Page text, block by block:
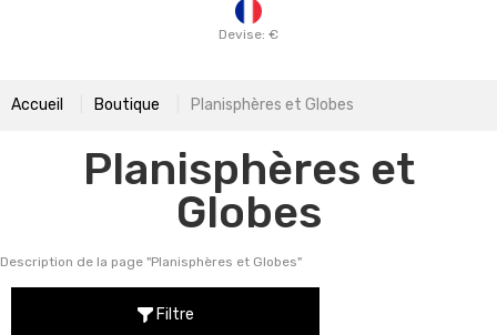
Devise: €
Accueil Boutique Planisphères et Globes
Planisphères et
Globes
Description de la page "Planisphères et Globes"
Filtre